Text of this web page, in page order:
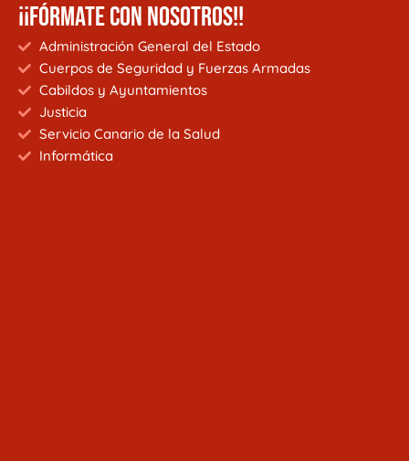
¡¡FÓRMATE CON NOSOTROS!!
Administración General del Estado
Cuerpos de Seguridad y Fuerzas Armadas
Cabildos y Ayuntamientos
Justicia
Servicio Canario de la Salud
Informática